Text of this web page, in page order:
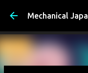
Ir al
Mechanical